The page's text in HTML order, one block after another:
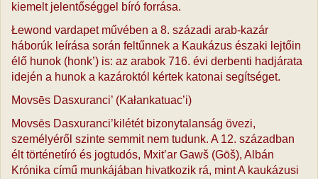
kiemelt jelentőséggel bíró forrása.
Łewond vardapet művében a 8. századi arab-kazár
háborúk leírása során feltűnnek a Kaukázus északi lejtőin
élő hunok (honk’) is: az arabok 716. évi derbenti hadjárata
idején a hunok a kazároktól kértek katonai segítséget.
Movsēs Dasxuranci’ (Kałankatuac’i)
Movsēs Dasxuranci’kilétét bizonytalanság övezi,
személyéről szinte semmit nem tudunk. A 12. században
élt történetíró és jogtudós, Mxit’ar Gawš (Gōš), Albán
Krónika című munkájában hivatkozik rá, mint A kaukázusi